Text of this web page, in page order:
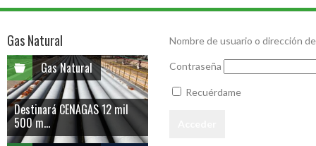
Nombre de usuario o dirección
Contraseña
Recuérdame
Gas Natural
Gas Natural
Destinará CENAGAS 12 mil
500 m...